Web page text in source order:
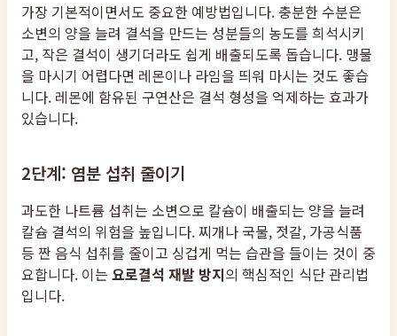
가장 기본적이면서도 중요한 예방법입니다. 충분한 수분은
소변의 양을 늘려 결석을 만드는 성분들의 농도를 희석시키
고, 작은 결석이 생기더라도 쉽게 배출되도록 돕습니다. 맹물
을 마시기 어렵다면 레몬이나 라임을 띄워 마시는 것도 좋습
니다. 레몬에 함유된 구연산은 결석 형성을 억제하는 효과가
있습니다.
2단계: 염분 섭취 줄이기
과도한 나트륨 섭취는 소변으로 칼슘이 배출되는 양을 늘려
칼슘 결석의 위험을 높입니다. 찌개나 국물, 젓갈, 가공식품
등 짠 음식 섭취를 줄이고 싱겁게 먹는 습관을 들이는 것이 중
요합니다. 이는 요로결석 재발 방지의 핵심적인 식단 관리법
입니다.